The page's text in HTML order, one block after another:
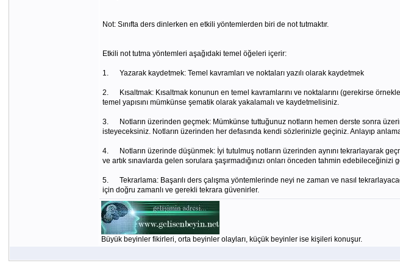
Not: Sınıfta ders dinlerken en etkili yöntemlerden biri de not tutmaktır.
Etkili not tutma yöntemleri aşağıdaki temel öğeleri içerir:
1. Yazarak kaydetmek: Temel kavramları ve noktaları yazılı olarak kaydetmek
2. Kısaltmak: Kısaltmak konunun en temel kavramlarını ve noktalarını (gerekirse
temel yapısını mümkünse şematik olarak yakalamalı ve kaydetmelisiniz.
3. Notların üzerinden geçmek: Mümkünse tuttuğunuz notların hemen derste sonra
isteyeceksiniz. Notların üzerinden her defasında kendi sözlerinizle geçiniz. Anlayıp
4. Notların üzerinde düşünmek: İyi tutulmuş notların üzerinden aynını tekrarlayarak
ve artık sınavlarda gelen sorulara şaşırmadığınızı onları önceden tahmin edebileceğinizi
5. Tekrarlama: Başarılı ders çalışma yöntemlerinde neyi ne zaman ve nasıl
için doğru zamanlı ve gerekli tekrara güvenirler.
Büyük beyinler fikirleri, orta beyinler olayları, küçük beyinler ise kişileri konuşur.